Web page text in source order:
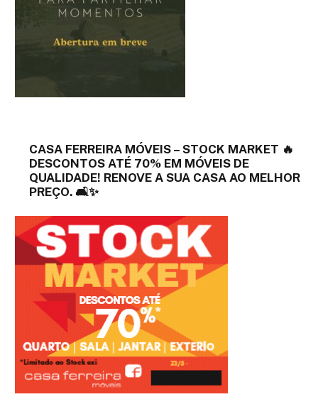
CASA FERREIRA MÓVEIS – STOCK MARKET 🔥
DESCONTOS ATÉ 70% EM MÓVEIS DE
QUALIDADE! RENOVE A SUA CASA AO MELHOR
PREÇO. 🛋️✨